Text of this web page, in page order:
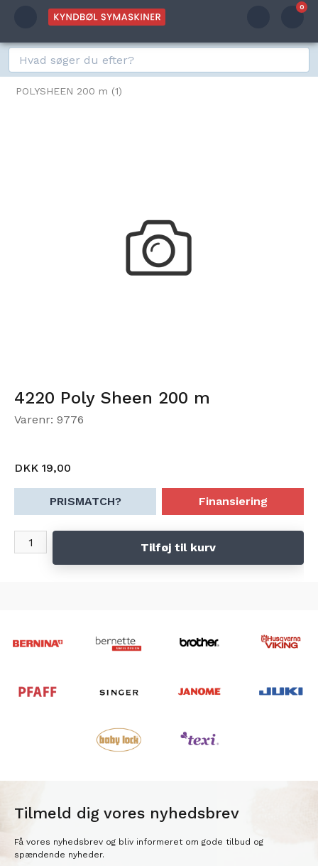
0
POLYSHEEN 200 m (1)
4220 Poly Sheen 200 m
Varenr: 9776
DKK 19,00
PRISMATCH? Finansiering
Tilføj til kurv
Tilmeld dig vores nyhedsbrev
Få vores nyhedsbrev og bliv informeret om gode tilbud og
spændende nyheder.